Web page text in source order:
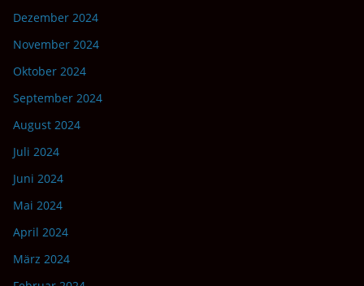
Dezember 2024
November 2024
Oktober 2024
September 2024
August 2024
Juli 2024
Juni 2024
Mai 2024
April 2024
März 2024